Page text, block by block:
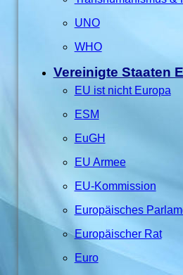
UNO
WHO
Vereinigte Staaten
EU ist nicht Europa
ESM
EuGH
EU Armee
EU-Kommission
Europäisches
Europäischer Rat
Euro